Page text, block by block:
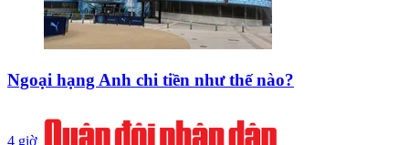
Ngoại hạng Anh chi tiền như thế nào?
4 giờ